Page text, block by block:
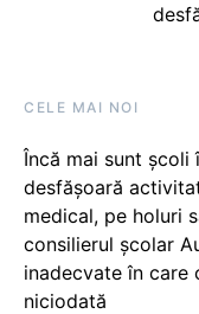
CELE MAI NOI
Încă mai sunt școli
desfășoară
medical, pe holuri
consilierul școlar
inadecvate în care
niciodată